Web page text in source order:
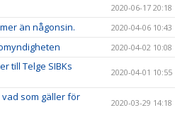
2020-06-17 20:18
än någonsin. 2020-04-06 10:43
2020-04-02 10:08
till Telge SIBKs
2020-04-01 10:55
som gäller för
2020-03-29 14:18